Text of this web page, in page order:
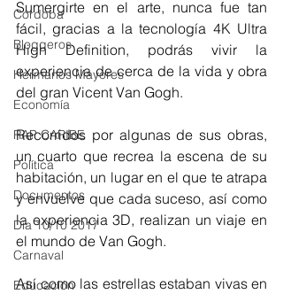
Córdoba
Bloggeros
Hermanos Mayores
Economía
RAP CARIBE
Política
Documentos
Día 10/10 2017
Carnaval
Educación
Sumergirte en el arte, nunca fue tan
fácil, gracias a la tecnología 4K Ultra
High Definition, podrás vivir la
experiencia de cerca de la vida y obra
del gran Vicent Van Gogh.
Recorridos por algunas de sus obras,
un cuarto que recrea la escena de su
habitación, un lugar en el que te atrapa
y envuelve que cada suceso, así como
la experiencia 3D, realizan un viaje en
el mundo de Van Gogh.
Así como las estrellas estaban vivas en